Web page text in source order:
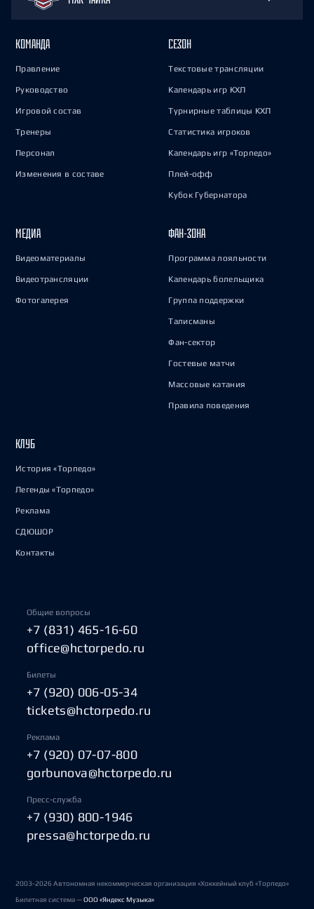
КОМАНДА
Правление
Руководство
Игровой состав
Тренеры
Персонал
Изменения в составе
СЕЗОН
Текстовые трансляции
Календарь игр КХЛ
Турнирные таблицы КХЛ
Статистика игроков
Календарь игр «Торпедо»
Плей-офф
Кубок Губернатора
МЕДИА
Видеоматериалы
Видеотрансляции
Фотогалерея
ФАН-ЗОНА
Программа лояльности
Календарь болельщика
Группа поддержки
Талисманы
Фан-сектор
Гостевые матчи
Массовые катания
Правила поведения
КЛУБ
История «Торпедо»
Легенды «Торпедо»
Реклама
СДЮШОР
Контакты
Общие вопросы
+7 (831) 465-16-60
office@hctorpedo.ru
Билеты
+7 (920) 006-05-34
tickets@hctorpedo.ru
Реклама
+7 (920) 07-07-800
gorbunova@hctorpedo.ru
Пресс-служба
+7 (930) 800-1946
pressa@hctorpedo.ru
2003-2026 Автономная некоммерческая организация «Хоккейный клуб «Торпедо»
Билетная система —ООО «Яндекс Музыка»